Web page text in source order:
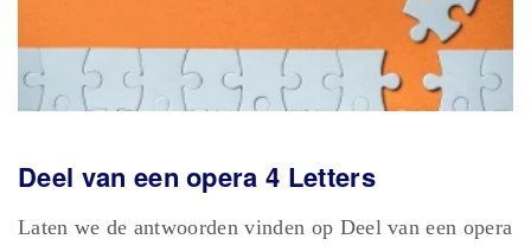
Deel van een opera 4 Letters
Laten we de antwoorden vinden op Deel van een opera